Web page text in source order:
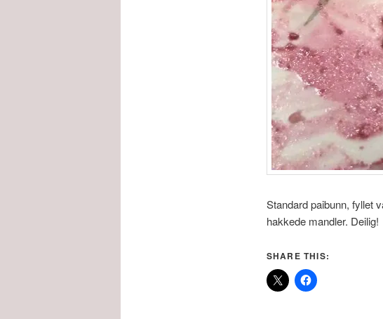
Standard paibunn, fyllet
hakkede mandler. Deilig!
SHARE THIS: